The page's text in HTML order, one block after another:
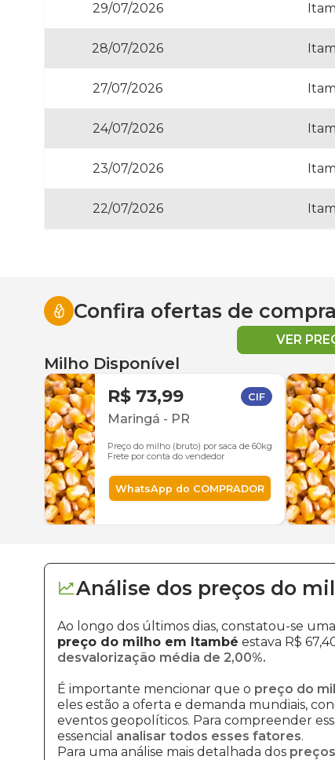
29/07/2026
28/07/2026
27/07/2026
24/07/2026
23/07/2026
22/07/2026
Confira ofertas de
VER
Milho Disponível
R$ 73,99 CIF
Maringá - PR
Preço do milho (bruto) por saca de 60kg
Frete por conta do vendedor
WhatsApp do COMPRADOR
Análise dos preços do
Ao longo dos últimos dias, constatou-se uma
preço do milho em Itambé estava R$
desvalorização média de 2,00%.
É importante mencionar que o preço do
eles estão a oferta e demanda mundiais,
eventos geopolíticos. Para compreender
essencial analisar todos esses fatores.
Para uma análise mais detalhada dos